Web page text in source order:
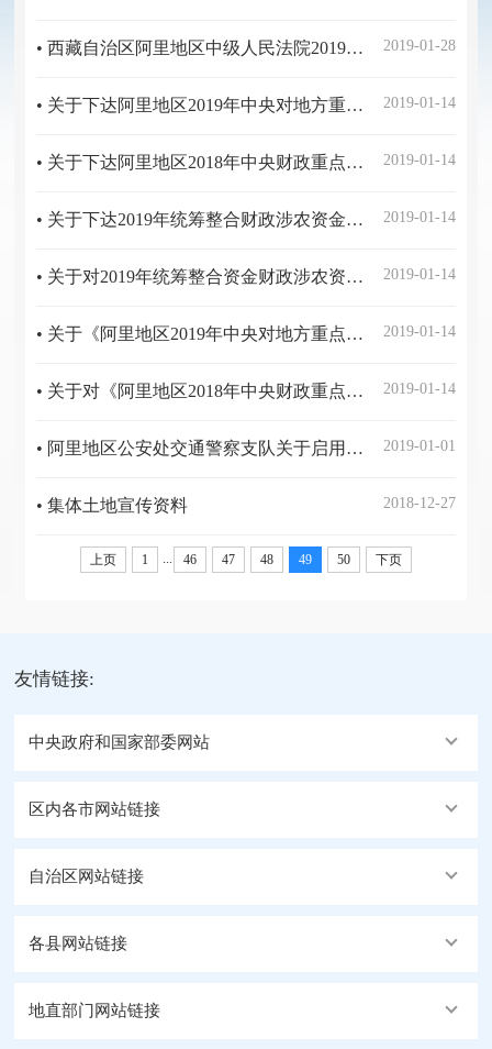
2019-01-28
• 西藏自治区阿里地区中级人民法院2019年度部门预算
2019-01-14
• 关于下达阿里地区2019年中央对地方重点生态功能区转移支付资金（支持“三区三州”脱贫攻坚）的公示
2019-01-14
• 关于下达阿里地区2018年中央财政重点生态功能区转移支付增量资金（支持“三区三州”脱贫攻坚）的公示
2019-01-14
• 关于下达2019年统筹整合财政涉农资金（中央和自治区）的公示
2019-01-14
• 关于对2019年统筹整合资金财政涉农资金（中央、自治区资金）分配使用方案的公告
2019-01-14
• 关于《阿里地区2019年中央对地方重点生态功能区转移支付资金（支持“三区三州”脱贫攻坚）分配方案》的公告
2019-01-14
• 关于对《阿里地区2018年中央财政重点生态功能区转移支付增量资金（支持“三区三州”脱贫攻坚）分配方案》的公告
2019-01-01
• 阿里地区公安处交通警察支队关于启用测速设备的公告
2018-12-27
• 集体土地宣传资料
上页 1 ... 46 47 48 49 50 下页
友情链接:
中央政府和国家部委网站
区内各市网站链接
自治区网站链接
各县网站链接
地直部门网站链接